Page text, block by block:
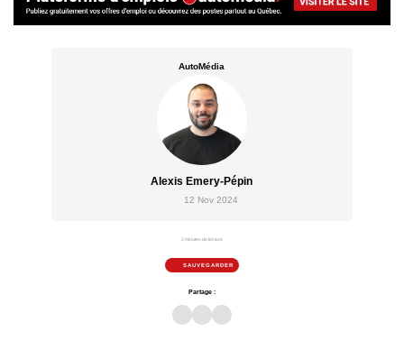
AutoMédia
Alexis Emery-Pépin
12 Nov 2024
2 minutes de lecture
SAUVEGARDER
Partage :